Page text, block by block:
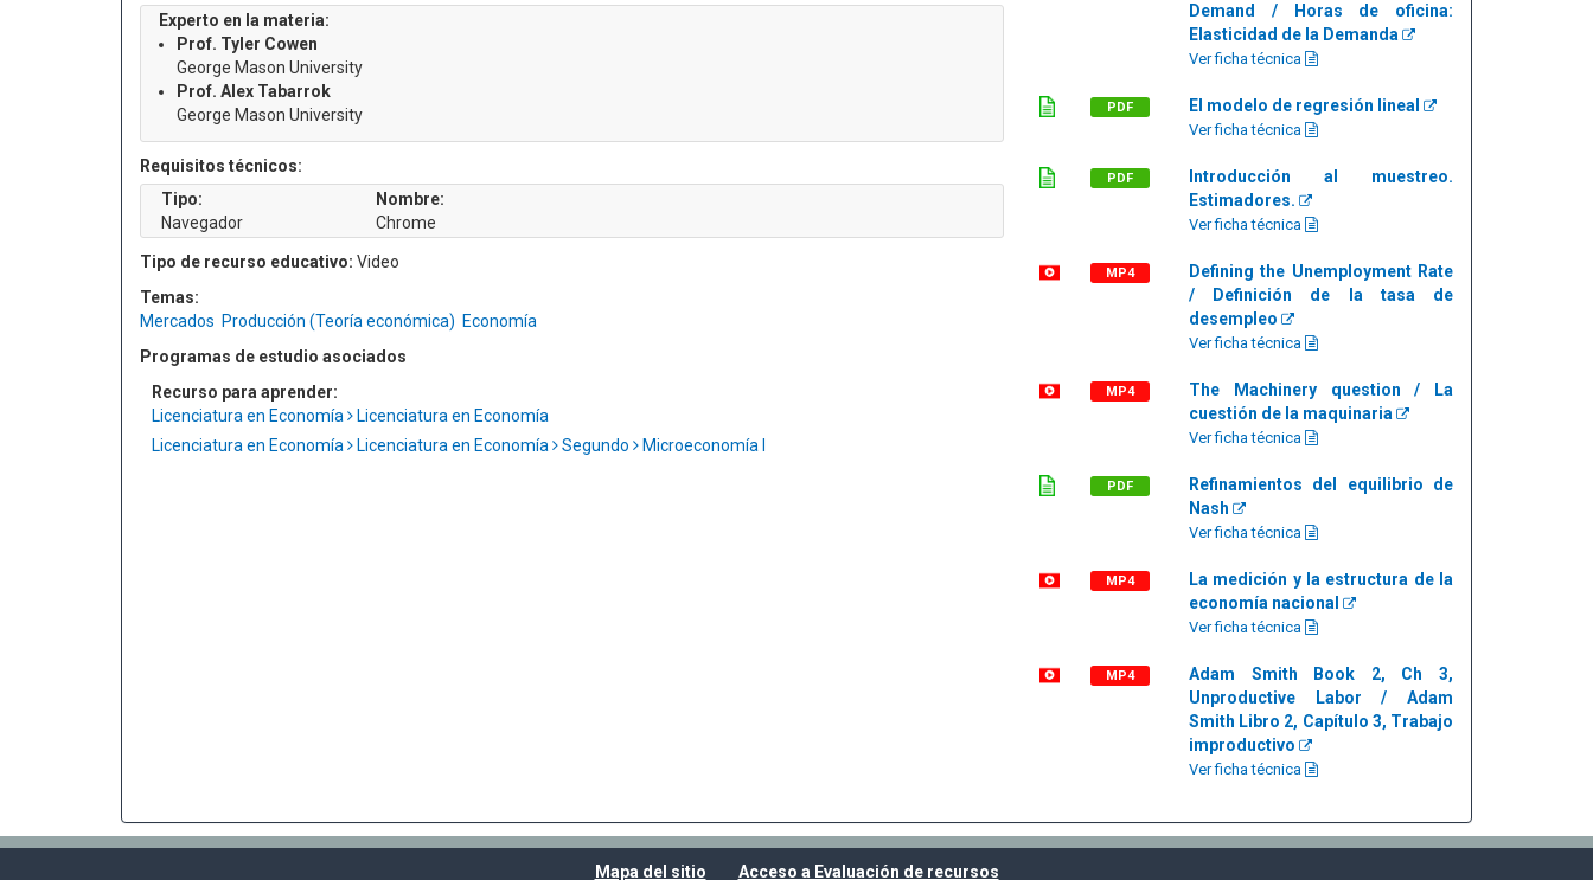
Experto en la materia:
Prof. Tyler Cowen
George Mason University
Prof. Alex Tabarrok
George Mason University
Requisitos técnicos:
Tipo:
Navegador
Nombre:
Chrome
Tipo de recurso educativo: Video
Temas:
Mercados Producción (Teoría económica) Economía
Programas de estudio asociados
Recurso para aprender:
Licenciatura en Economía
Licenciatura en Economía
Licenciatura en Economía
Licenciatura en Economía Segundo Microeconomía I
Demand / Horas de oficina:
Elasticidad de la Demanda
Ver ficha técnica
PDF El modelo de regresión lineal
Ver ficha técnica
PDF
Introducción al muestreo.
Estimadores.
Ver ficha técnica
MP4
Defining the Unemployment Rate
/ Definición de la tasa de
desempleo
Ver ficha técnica
MP4
The Machinery question / La
cuestión de la maquinaria
Ver ficha técnica
PDF
Refinamientos del equilibrio de
Nash
Ver ficha técnica
MP4
La medición y la estructura de la
economía nacional
Ver ficha técnica
MP4
Adam Smith Book 2, Ch 3,
Unproductive Labor / Adam
Smith Libro 2, Capítulo 3, Trabajo
improductivo
Ver ficha técnica
Mapa del sitio Acceso a Evaluación de recursos